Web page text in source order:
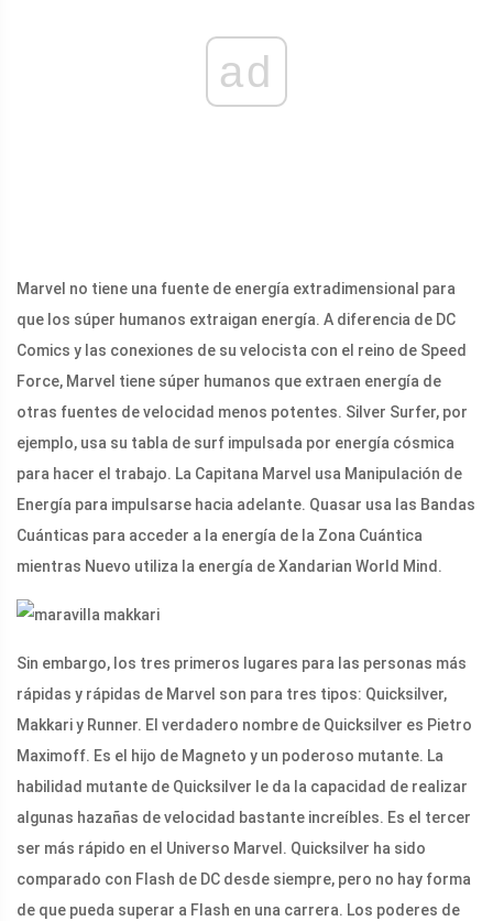
ad
Marvel no tiene una fuente de energía extradimensional para
que los súper humanos extraigan energía. A diferencia de DC
Comics y las conexiones de su velocista con el reino de Speed ​​​​
Force, Marvel tiene súper humanos que extraen energía de
otras fuentes de velocidad menos potentes. Silver Surfer, por
ejemplo, usa su tabla de surf impulsada por energía cósmica
para hacer el trabajo. La Capitana Marvel usa Manipulación de
Energía para impulsarse hacia adelante. Quasar usa las Bandas
Cuánticas para acceder a la energía de la Zona Cuántica
mientras Nuevo utiliza la energía de Xandarian World Mind.
Sin embargo, los tres primeros lugares para las personas más
rápidas y rápidas de Marvel son para tres tipos: Quicksilver,
Makkari y Runner. El verdadero nombre de Quicksilver es Pietro
Maximoff. Es el hijo de Magneto y un poderoso mutante. La
habilidad mutante de Quicksilver le da la capacidad de realizar
algunas hazañas de velocidad bastante increíbles. Es el tercer
ser más rápido en el Universo Marvel. Quicksilver ha sido
comparado con Flash de DC desde siempre, pero no hay forma
de que pueda superar a Flash en una carrera. Los poderes de